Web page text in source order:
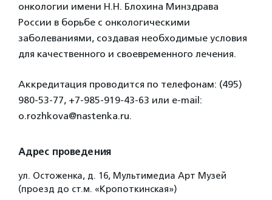
онкологии имени Н.Н. Блохина Минздрава
России в борьбе с онкологическими
заболеваниями, создавая необходимые условия
для качественного и своевременного лечения.
Аккредитация проводится по телефонам: (495)
980-53-77, +7-985-919-43-63 или e-mail:
o.rozhkova@nastenka.ru.
Адрес проведения
ул. Остоженка, д. 16, Мультимедиа Арт Музей
(проезд до ст.м. «Кропоткинская»)